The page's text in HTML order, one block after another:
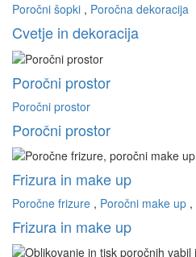
Poročni šopki , Poročna dekoracija
Cvetje in dekoracija
Poročni prostor
Poročni prostor
Poročni prostor
Frizura in make up
Poročne frizure , Poročni make up ,
Frizura in make up